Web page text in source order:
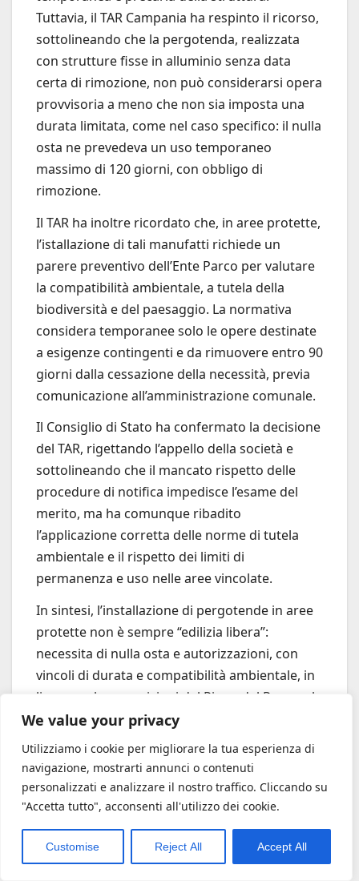
We value your privacy
Utilizziamo i cookie per migliorare la tua esperienza di
navigazione, mostrarti annunci o contenuti
personalizzati e analizzare il nostro traffico. Cliccando su
"Accetta tutto", acconsenti all'utilizzo dei cookie.
Customise Reject All Accept All
Tuttavia, il TAR Campania ha respinto il ricorso,
sottolineando che la pergotenda, realizzata
con strutture fisse in alluminio senza data
certa di rimozione, non può considerarsi opera
provvisoria a meno che non sia imposta una
durata limitata, come nel caso specifico: il nulla
osta ne prevedeva un uso temporaneo
massimo di 120 giorni, con obbligo di
rimozione.
Il TAR ha inoltre ricordato che, in aree protette,
l’istallazione di tali manufatti richiede un
parere preventivo dell’Ente Parco per valutare
la compatibilità ambientale, a tutela della
biodiversità e del paesaggio. La normativa
considera temporanee solo le opere destinate
a esigenze contingenti e da rimuovere entro 90
giorni dalla cessazione della necessità, previa
comunicazione all’amministrazione comunale.
Il Consiglio di Stato ha confermato la decisione
del TAR, rigettando l’appello della società e
sottolineando che il mancato rispetto delle
procedure di notifica impedisce l’esame del
merito, ma ha comunque ribadito
l’applicazione corretta delle norme di tutela
ambientale e il rispetto dei limiti di
permanenza e uso nelle aree vincolate.
In sintesi, l’installazione di pergotende in aree
protette non è sempre “edilizia libera”:
necessita di nulla osta e autorizzazioni, con
vincoli di durata e compatibilità ambientale, in
linea con le prescrizioni del Piano del Parco e la
vigente normativa paesaggistica e
naturalistica.
Leggi qui per una trattazione più approfondita
della sentenza del Consiglio di Stato